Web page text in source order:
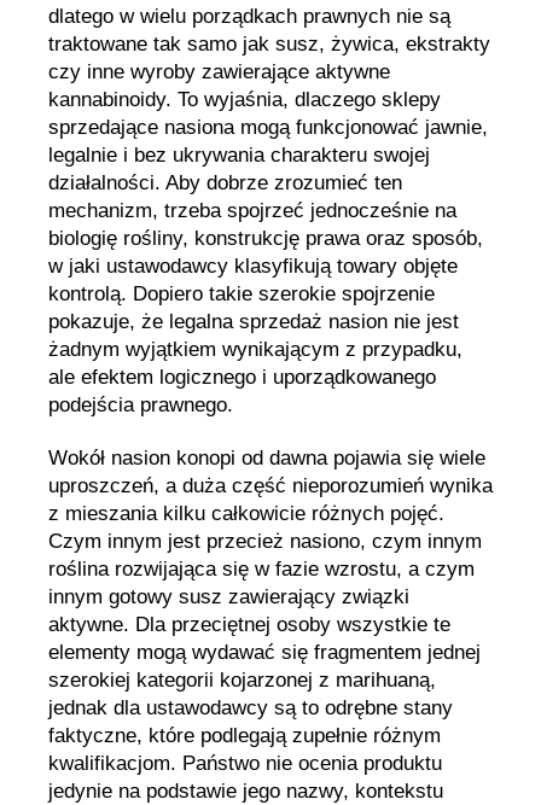
dlatego w wielu porządkach prawnych nie są
traktowane tak samo jak susz, żywica, ekstrakty
czy inne wyroby zawierające aktywne
kannabinoidy. To wyjaśnia, dlaczego sklepy
sprzedające nasiona mogą funkcjonować jawnie,
legalnie i bez ukrywania charakteru swojej
działalności. Aby dobrze zrozumieć ten
mechanizm, trzeba spojrzeć jednocześnie na
biologię rośliny, konstrukcję prawa oraz sposób,
w jaki ustawodawcy klasyfikują towary objęte
kontrolą. Dopiero takie szerokie spojrzenie
pokazuje, że legalna sprzedaż nasion nie jest
żadnym wyjątkiem wynikającym z przypadku,
ale efektem logicznego i uporządkowanego
podejścia prawnego.
Wokół nasion konopi od dawna pojawia się wiele
uproszczeń, a duża część nieporozumień wynika
z mieszania kilku całkowicie różnych pojęć.
Czym innym jest przecież nasiono, czym innym
roślina rozwijająca się w fazie wzrostu, a czym
innym gotowy susz zawierający związki
aktywne. Dla przeciętnej osoby wszystkie te
elementy mogą wydawać się fragmentem jednej
szerokiej kategorii kojarzonej z marihuaną,
jednak dla ustawodawcy są to odrębne stany
faktyczne, które podlegają zupełnie różnym
kwalifikacjom. Państwo nie ocenia produktu
jedynie na podstawie jego nazwy, kontekstu